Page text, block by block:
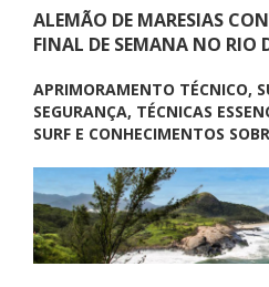
ALEMÃO DE MARESIAS
FINAL DE SEMANA NO RIO
APRIMORAMENTO TÉCNICO,
SEGURANÇA, TÉCNICAS
SURF E CONHECIMENTOS